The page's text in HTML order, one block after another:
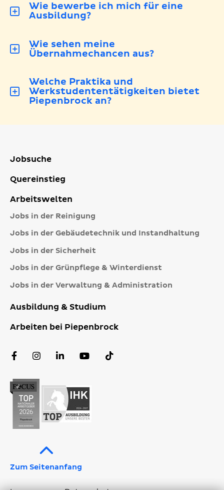
Wie bewerbe ich mich für eine
Ausbildung?
Wie sehen meine
Übernahmechancen aus?
Welche Praktika und
Werkstudententätigkeiten bietet
Piepenbrock an?
Jobsuche
Quereinstieg
Arbeitswelten
Jobs in der Reinigung
Jobs in der Gebäudetechnik und Instandhaltung
Jobs in der Sicherheit
Jobs in der Grünpflege & Winterdienst
Jobs in der Verwaltung & Administration
Ausbildung & Studium
Arbeiten bei Piepenbrock
FacebookInstagram
LinkedInYouTube
Zum Seitenanfang